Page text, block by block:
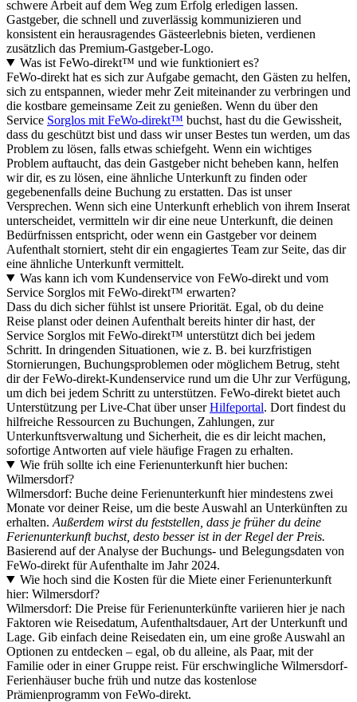
schwere Arbeit auf dem Weg zum Erfolg erledigen lassen.
Gastgeber, die schnell und zuverlässig kommunizieren und
konsistent ein herausragendes Gästeerlebnis bieten, verdienen
zusätzlich das Premium-Gastgeber-Logo.
Was ist FeWo-direkt™ und wie funktioniert es?
FeWo-direkt hat es sich zur Aufgabe gemacht, den Gästen zu helfen,
sich zu entspannen, wieder mehr Zeit miteinander zu verbringen und
die kostbare gemeinsame Zeit zu genießen. Wenn du über den
Service Sorglos mit FeWo-direkt™ buchst, hast du die Gewissheit,
dass du geschützt bist und dass wir unser Bestes tun werden, um das
Problem zu lösen, falls etwas schiefgeht. Wenn ein wichtiges
Problem auftaucht, das dein Gastgeber nicht beheben kann, helfen
wir dir, es zu lösen, eine ähnliche Unterkunft zu finden oder
gegebenenfalls deine Buchung zu erstatten. Das ist unser
Versprechen. Wenn sich eine Unterkunft erheblich von ihrem Inserat
unterscheidet, vermitteln wir dir eine neue Unterkunft, die deinen
Bedürfnissen entspricht, oder wenn ein Gastgeber vor deinem
Aufenthalt storniert, steht dir ein engagiertes Team zur Seite, das dir
eine ähnliche Unterkunft vermittelt.
Was kann ich vom Kundenservice von FeWo-direkt und vom
Service Sorglos mit FeWo-direkt™ erwarten?
Dass du dich sicher fühlst ist unsere Priorität. Egal, ob du deine
Reise planst oder deinen Aufenthalt bereits hinter dir hast, der
Service Sorglos mit FeWo-direkt™ unterstützt dich bei jedem
Schritt. In dringenden Situationen, wie z. B. bei kurzfristigen
Stornierungen, Buchungsproblemen oder möglichem Betrug, steht
dir der FeWo-direkt-Kundenservice rund um die Uhr zur Verfügung,
um dich bei jedem Schritt zu unterstützen. FeWo-direkt bietet auch
Unterstützung per Live-Chat über unserHilfeportal. Dort findest du
hilfreiche Ressourcen zu Buchungen, Zahlungen, zur
Unterkunftsverwaltung und Sicherheit, die es dir leicht machen,
sofortige Antworten auf viele häufige Fragen zu erhalten.
Wie früh sollte ich eine Ferienunterkunft hier buchen:
Wilmersdorf?
Wilmersdorf: Buche deine Ferienunterkunft hier mindestens zwei
Monate vor deiner Reise, um die beste Auswahl an Unterkünften zu
erhalten. Außerdem wirst du feststellen, dass je früher du deine
Ferienunterkunft buchst, desto besser ist in der Regel der Preis.
Basierend auf der Analyse der Buchungs- und Belegungsdaten von
FeWo-direkt für Aufenthalte im Jahr 2024.
Wie hoch sind die Kosten für die Miete einer Ferienunterkunft
hier: Wilmersdorf?
Wilmersdorf: Die Preise für Ferienunterkünfte variieren hier je nach
Faktoren wie Reisedatum, Aufenthaltsdauer, Art der Unterkunft und
Lage. Gib einfach deine Reisedaten ein, um eine große Auswahl an
Optionen zu entdecken – egal, ob du alleine, als Paar, mit der
Familie oder in einer Gruppe reist. Für erschwingliche Wilmersdorf-
Ferienhäuser buche früh und nutze das kostenlose
Prämienprogramm von FeWo-direkt.